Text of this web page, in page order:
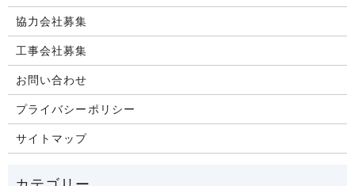
協力会社募集
工事会社募集
お問い合わせ
プライバシーポリシー
サイトマップ